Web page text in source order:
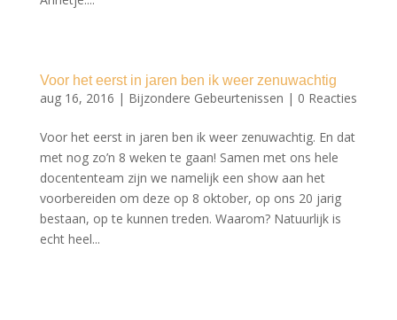
Voor het eerst in jaren ben ik weer zenuwachtig
aug 16, 2016 | Bijzondere Gebeurtenissen | 0 Reacties
Voor het eerst in jaren ben ik weer zenuwachtig. En dat
met nog zo’n 8 weken te gaan! Samen met ons hele
docententeam zijn we namelijk een show aan het
voorbereiden om deze op 8 oktober, op ons 20 jarig
bestaan, op te kunnen treden. Waarom? Natuurlijk is
echt heel...